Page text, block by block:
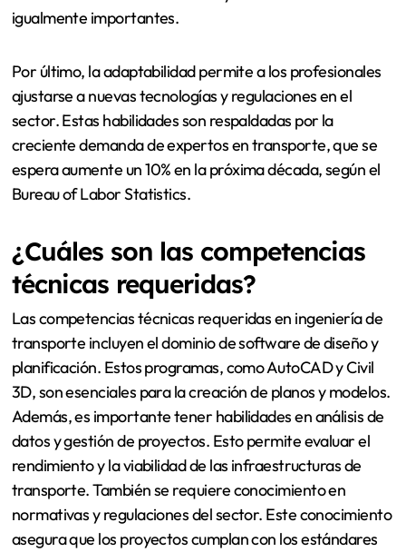
igualmente importantes.
Por último, la adaptabilidad permite a los profesionales
ajustarse a nuevas tecnologías y regulaciones en el
sector. Estas habilidades son respaldadas por la
creciente demanda de expertos en transporte, que se
espera aumente un 10% en la próxima década, según el
Bureau of Labor Statistics.
¿Cuáles son las competencias
técnicas requeridas?
Las competencias técnicas requeridas en ingeniería de
transporte incluyen el dominio de software de diseño y
planificación. Estos programas, como AutoCAD y Civil
3D, son esenciales para la creación de planos y modelos.
Además, es importante tener habilidades en análisis de
datos y gestión de proyectos. Esto permite evaluar el
rendimiento y la viabilidad de las infraestructuras de
transporte. También se requiere conocimiento en
normativas y regulaciones del sector. Este conocimiento
asegura que los proyectos cumplan con los estándares